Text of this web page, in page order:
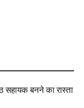
सहायक बनने का रास्ता